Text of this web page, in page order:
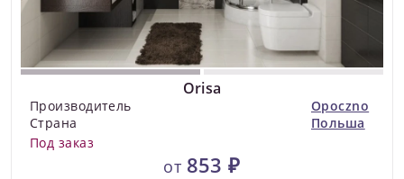
Orisa
Производитель
Opoczno
Страна
Польша
Под заказ
от 853 ₽